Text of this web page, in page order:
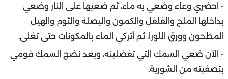
- احضري وعاء وضعي به ماء، ثم ضعيها على النار وضعي
بداخلها الملح والفلفل والكمون والبصلة والثوم والهيل
المطحون وورق اللورا، ثم أتركي الماء بالمكونات حتى تغلى.
- الآن ضعي السمك التي تفضلينه، وبعد نضج السمك قومي
بتصفيته من الشوربة.